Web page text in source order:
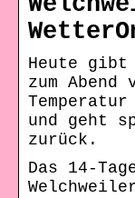
Heute
zum
und geht
zurück.
Das 14-